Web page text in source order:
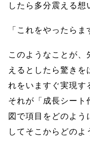
したら多分震える想
「これをやったら
このようなことが
えるとしたら驚き
れをいますぐ実現す
それが「成長シート
図で項目をどのよう
してそこからどの